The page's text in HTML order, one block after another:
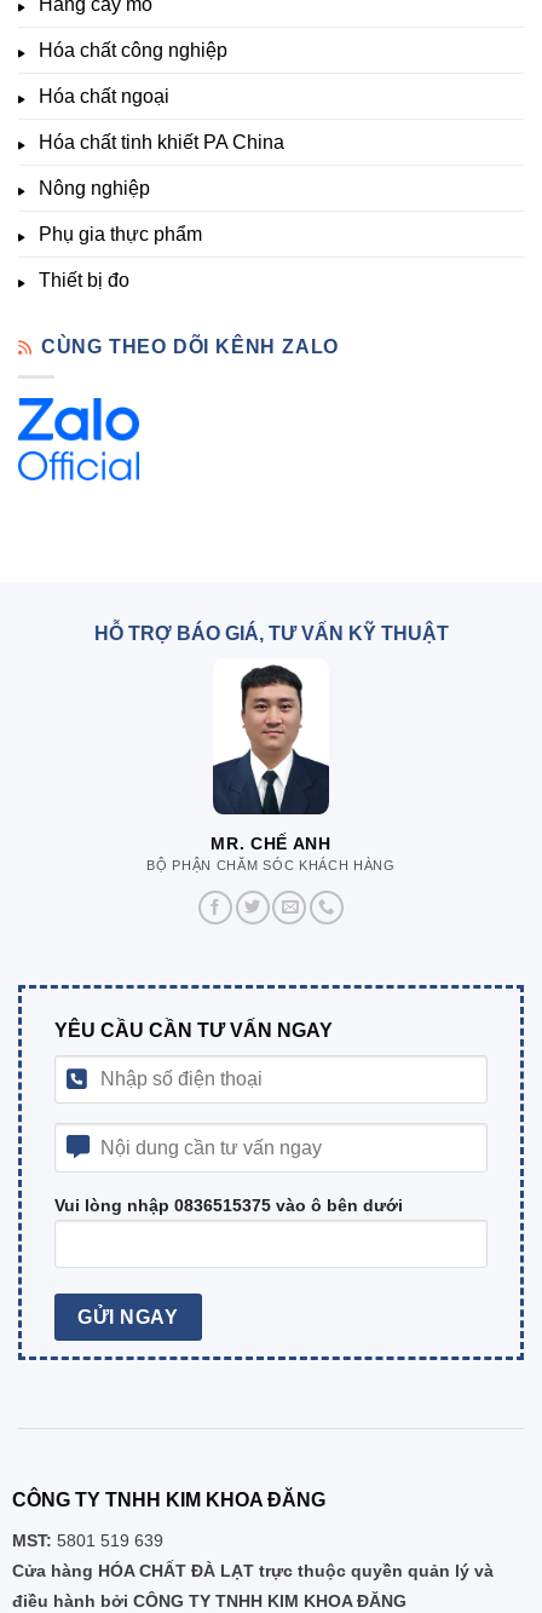
Chất
Hàng cấy mô
Hóa chất công nghiệp
Hóa chất ngoại
Hóa chất tinh khiết PA China
Nông nghiệp
Phụ gia thực phẩm
Thiết bị đo
CÙNG THEO DÕI KÊNH ZALO
HỖ TRỢ BÁO GIÁ, TƯ VẤN KỸ THUẬT
MR. CHẾ ANH
BỘ PHẬN CHĂM SÓC KHÁCH HÀNG
YÊU CẦU CẦN TƯ VẤN NGAY
Vui lòng nhập 0836515375 vào ô bên dưới
CÔNG TY TNHH KIM KHOA ĐĂNG
MST: 5801 519 639
Cửa hàng HÓA CHẤT ĐÀ LẠT trực thuộc quyền quản lý và
điều hành bởi CÔNG TY TNHH KIM KHOA ĐĂNG